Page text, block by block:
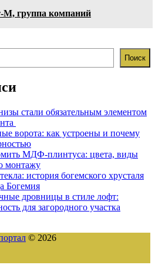
М, группа компаний
Поиск
стали обязательным элементом
ворота: как устроены и почему
МДФ-плинтуса: цвета, виды
монтажу
история богемского хрусталя
Богемия
дровницы в стиле лофт:
для загородного участка
© 2026